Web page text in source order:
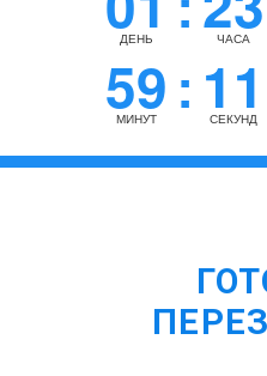
ДЕНЬ ЧАСА
59:
МИНУТ 10
СЕКУНД